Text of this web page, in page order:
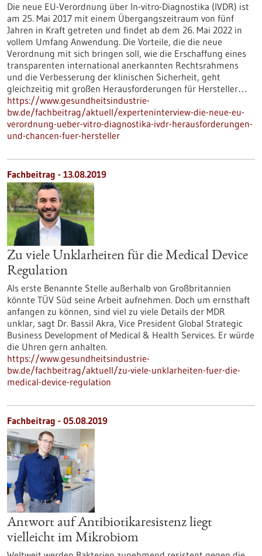
Die neue EU-Verordnung über In-vitro-Diagnostika (IVDR) ist
am 25. Mai 2017 mit einem Übergangszeitraum von fünf
Jahren in Kraft getreten und findet ab dem 26. Mai 2022 in
vollem Umfang Anwendung. Die Vorteile, die die neue
Verordnung mit sich bringen soll, wie die Erschaffung eines
transparenten international anerkannten Rechtsrahmens
und die Verbesserung der klinischen Sicherheit, geht
gleichzeitig mit großen Herausforderungen für Hersteller…
https://www.gesundheitsindustrie-
bw.de/fachbeitrag/aktuell/experteninterview-die-neue-eu-
verordnung-ueber-vitro-diagnostika-ivdr-herausforderungen-
und-chancen-fuer-hersteller
Fachbeitrag - 13.08.2019
Zu viele Unklarheiten für die Medical Device
Regulation
Als erste Benannte Stelle außerhalb von Großbritannien
könnte TÜV Süd seine Arbeit aufnehmen. Doch um ernsthaft
anfangen zu können, sind viel zu viele Details der MDR
unklar, sagt Dr. Bassil Akra, Vice President Global Strategic
Business Development of Medical & Health Services. Er würde
die Uhren gern anhalten.
https://www.gesundheitsindustrie-
bw.de/fachbeitrag/aktuell/zu-viele-unklarheiten-fuer-die-
medical-device-regulation
Fachbeitrag - 05.08.2019
Antwort auf Antibiotikaresistenz liegt
vielleicht im Mikrobiom